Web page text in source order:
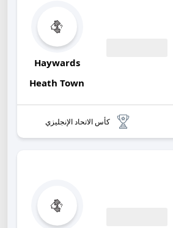
Haywards
Heath Town
كأس الاتحاد الإنجليزي